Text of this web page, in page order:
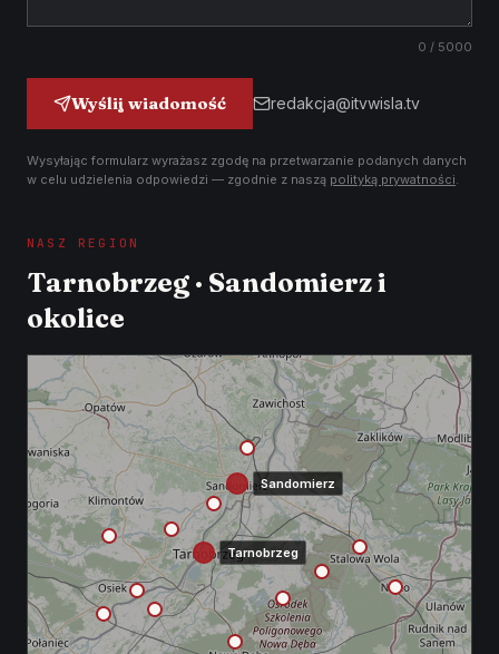
0 / 5000
Wyślij wiadomość redakcja@itvwisla.tv
Wysyłając formularz wyrażasz zgodę na przetwarzanie podanych danych
w celu udzielenia odpowiedzi — zgodnie z naszą polityką prywatności.
NASZ REGION
Tarnobrzeg · Sandomierz i
okolice
Tarnobrzeg
Sandomierz